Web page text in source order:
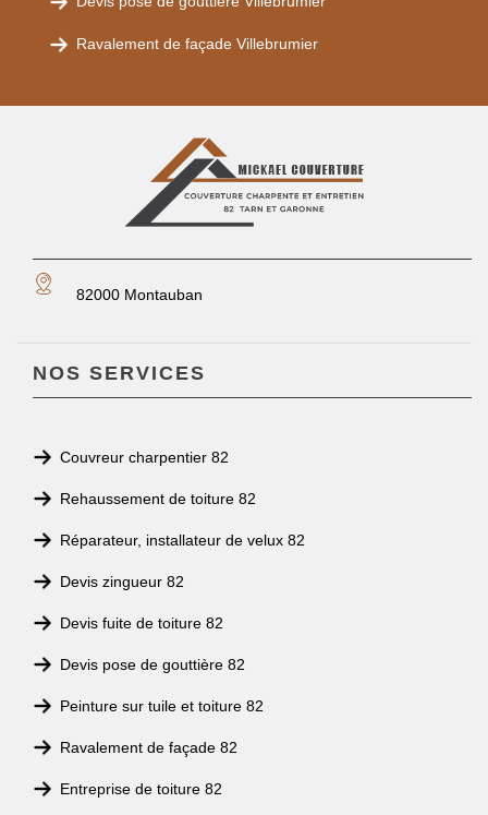
Ravalement de façade Villebrumier
82000 Montauban
NOS SERVICES
Couvreur charpentier 82
Rehaussement de toiture 82
Réparateur, installateur de velux 82
Devis zingueur 82
Devis fuite de toiture 82
Devis pose de gouttière 82
Peinture sur tuile et toiture 82
Ravalement de façade 82
Entreprise de toiture 82